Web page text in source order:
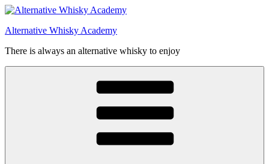
Videre
indhold
Alternative Whisky Academy
There is always an alternative whisky to enjoy